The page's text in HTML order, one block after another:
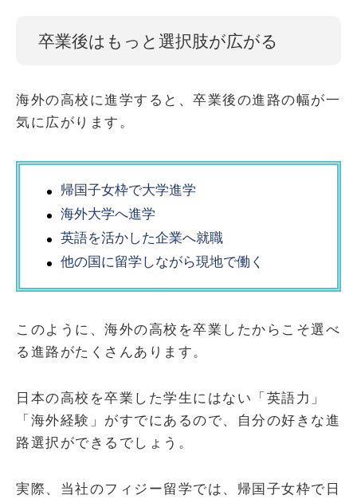
卒業後はもっと選択肢が広がる
海外の高校に進学すると、卒業後の進路の幅が一
気に広がります。
帰国子女枠で大学進学
海外大学へ進学
英語を活かした企業へ就職
他の国に留学しながら現地で働く
このように、海外の高校を卒業したからこそ選べ
る進路がたくさんあります。
日本の高校を卒業した学生にはない「英語力」
「海外経験」がすでにあるので、自分の好きな進
路選択ができるでしょう。
実際、当社のフィジー留学では、帰国子女枠で日